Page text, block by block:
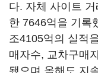
다. 자체 사이트
한 7646억을 기록
조4105억의 실적
매자수, 교차구매
됐으며 올해도 지